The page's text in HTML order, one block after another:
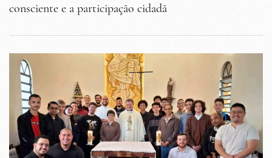
consciente e a participação cidadã